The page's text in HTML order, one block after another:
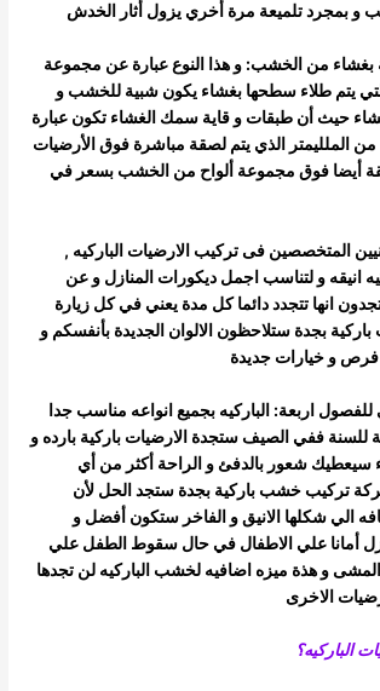
بمجرد تلميعة مرة أخري يزول أثار الخدش
بغشاء من الخشب: و هذا النوع عبارة عن مجموعة
يتم طلاء سطحها بغشاء يكون شبية للخشب و
حيث أن طبقات و قاية سمك الغشاء تكون عبارة
الملليمتر الذي يتم لصقة مباشرة فوق الأرضيات
أيضا فوق مجموعة ألواح من الخشب بسعر في
المتخصصين فى تركيب الارضيات الباركيه ,
انيقه و لتناسب اجمل ديكورات المنازل و عن
انها تتجدد دائما كل مدة يعني في كل زيارة
بجدة ستلاحظون الالوان الجديدة بأنفسكم و
فرص و خيارات جديدة
اربعة: الباركيه بجميع انواعه مناسب جدا
للسنة ففي الصيف ستجدة الارضيات باركية بارده و
سيعطيك شعور بالدفئ و الراحة أكثر من أي
تركيب خشب باركية بجدة ستجد الحل لأن
الي شكلها الانيق و الفاخر ستكون أفضل و
أمانا علي الاطفال في حال سقوط الطفل علي
و هذة ميزه اضافيه لخشب الباركيه لن تجدها
الاخرى
الباركيه؟